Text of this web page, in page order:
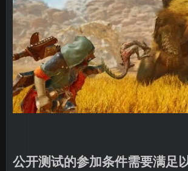
公开测试的参加条件需要满足